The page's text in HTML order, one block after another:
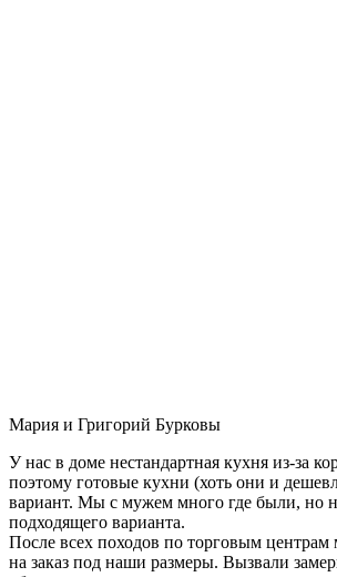
Мария и Григорий Бурковы
У нас в доме нестандартная кухня из-за
поэтому готовые кухни (хоть они и
вариант. Мы с мужем много где были, но
подходящего варианта.
После всех походов по торговым
на заказ под наши размеры. Вызвали